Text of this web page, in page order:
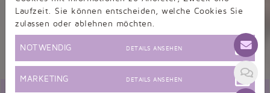
9,5/10 - 634 Bewertungen
Informationen zur Echtheit von Kundenbewertungen
Laufzeit. Sie können entscheiden, welche Cookies Sie
zulassen oder ablehnen möchten.
NOTWENDIG DETAILS ANSEHEN
MARKETING DETAILS ANSEHEN